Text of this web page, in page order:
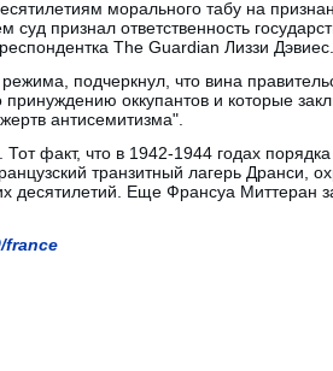
морального табу на
суд признал ответственность
The Guardian Лиззи Дэвиес.
подчеркнул, что вина
оккупантов и которые
антисемитизма".
факт, что в 1942-1944 годах
транзитный лагерь Дранси,
десятилетий. Еще Франсуа Миттеран
france